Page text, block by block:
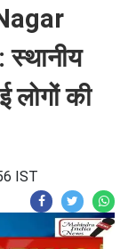
लोगों की
IST